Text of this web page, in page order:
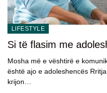
LIFESTYLE
Si të flasim me
Mosha më e vështirë e
është ajo e adoleshencës
krijon…